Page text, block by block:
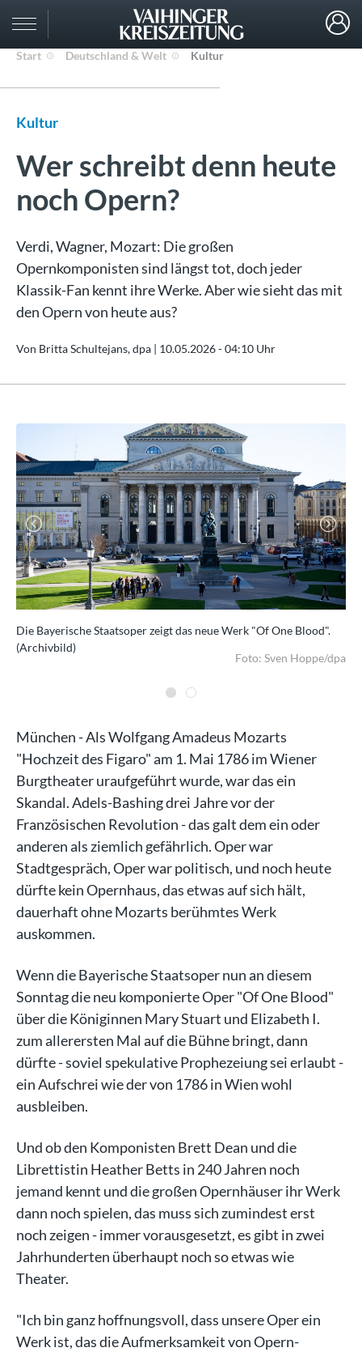
Start Deutschland & Welt Kultur
Kultur
Wer schreibt denn heute
noch Opern?
Verdi, Wagner, Mozart: Die großen
Opernkomponisten sind längst tot, doch jeder
Klassik-Fan kennt ihre Werke. Aber wie sieht das mit
den Opern von heute aus?
Von Britta Schultejans, dpa | 10.05.2026 - 04:10 Uhr
Die Bayerische Staatsoper zeigt das neue Werk "Of One Blood".
(Archivbild)
Foto: Sven Hoppe/dpa
Previous
Next
München - Als Wolfgang Amadeus Mozarts
"Hochzeit des Figaro" am 1. Mai 1786 im Wiener
Burgtheater uraufgeführt wurde, war das ein
Skandal. Adels-Bashing drei Jahre vor der
Französischen Revolution - das galt dem ein oder
anderen als ziemlich gefährlich. Oper war
Stadtgespräch, Oper war politisch, und noch heute
dürfte kein Opernhaus, das etwas auf sich hält,
dauerhaft ohne Mozarts berühmtes Werk
auskommen.
Wenn die Bayerische Staatsoper nun an diesem
Sonntag die neu komponierte Oper "Of One Blood"
über die Königinnen Mary Stuart und Elizabeth I.
zum allerersten Mal auf die Bühne bringt, dann
dürfte - soviel spekulative Prophezeiung sei erlaubt -
ein Aufschrei wie der von 1786 in Wien wohl
ausbleiben.
Und ob den Komponisten Brett Dean und die
Librettistin Heather Betts in 240 Jahren noch
jemand kennt und die großen Opernhäuser ihr Werk
dann noch spielen, das muss sich zumindest erst
noch zeigen - immer vorausgesetzt, es gibt in zwei
Jahrhunderten überhaupt noch so etwas wie
Theater.
"Ich bin ganz hoffnungsvoll, dass unsere Oper ein
Werk ist, das die Aufmerksamkeit von Opern-